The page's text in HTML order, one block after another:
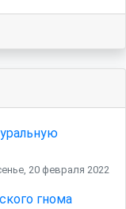
20 февраля 2022
гнома